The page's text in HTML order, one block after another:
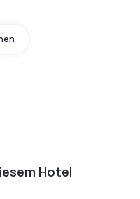
Hotel